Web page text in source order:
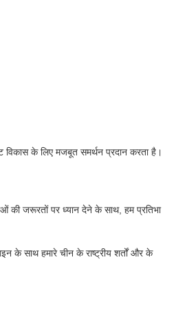
विकास के लिए मजबूत समर्थन प्रदान करता है।
की जरूरतों पर ध्यान देने के साथ, हम प्रतिभा
के साथ हमारे चीन के राष्ट्रीय शर्तों और के